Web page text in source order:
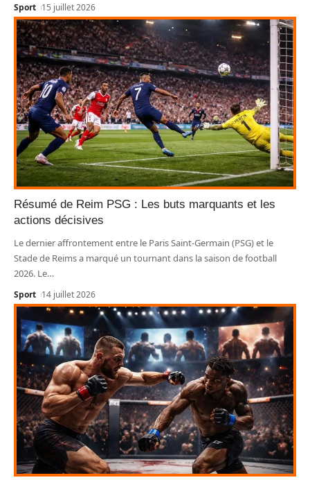
Sport 15 juillet 2026
Résumé de Reim PSG : Les buts marquants et les
actions décisives
Le dernier affrontement entre le Paris Saint-Germain (PSG) et le
Stade de Reims a marqué un tournant dans la saison de football
2026. Le…
Sport 14 juillet 2026